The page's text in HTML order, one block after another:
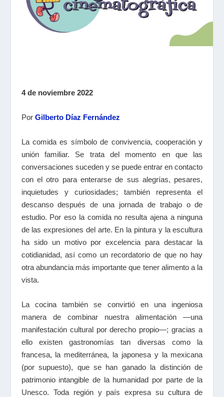
4 de noviembre 2022
Por Gilberto Díaz Fernández
La comida es símbolo de convivencia, cooperación y
unión familiar. Se trata del momento en que las
conversaciones suceden y se puede entrar en contacto
con el otro para enterarse de sus alegrías, pesares,
inquietudes y curiosidades; también representa el
descanso después de una jornada de trabajo o de
estudio. Por eso la comida no resulta ajena a ninguna
de las expresiones del arte. En la pintura y la escultura
ha sido un motivo por excelencia para destacar la
cotidianidad, así como un recordatorio de que no hay
otra abundancia más importante que tener alimento a la
vista.
La cocina también se convirtió en una ingeniosa
manera de combinar nuestra alimentación —una
manifestación cultural por derecho propio—; gracias a
ello existen gastronomías tan diversas como la
francesa, la mediterránea, la japonesa y la mexicana
(por supuesto), que se han ganado la distinción de
patrimonio intangible de la humanidad por parte de la
Unesco. Toda región y país expresa su cultura de